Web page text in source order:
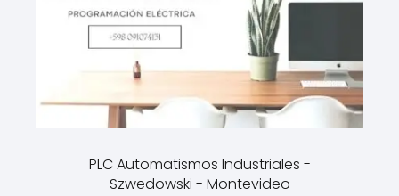
PLC Automatismos Industriales -
Szwedowski - Montevideo